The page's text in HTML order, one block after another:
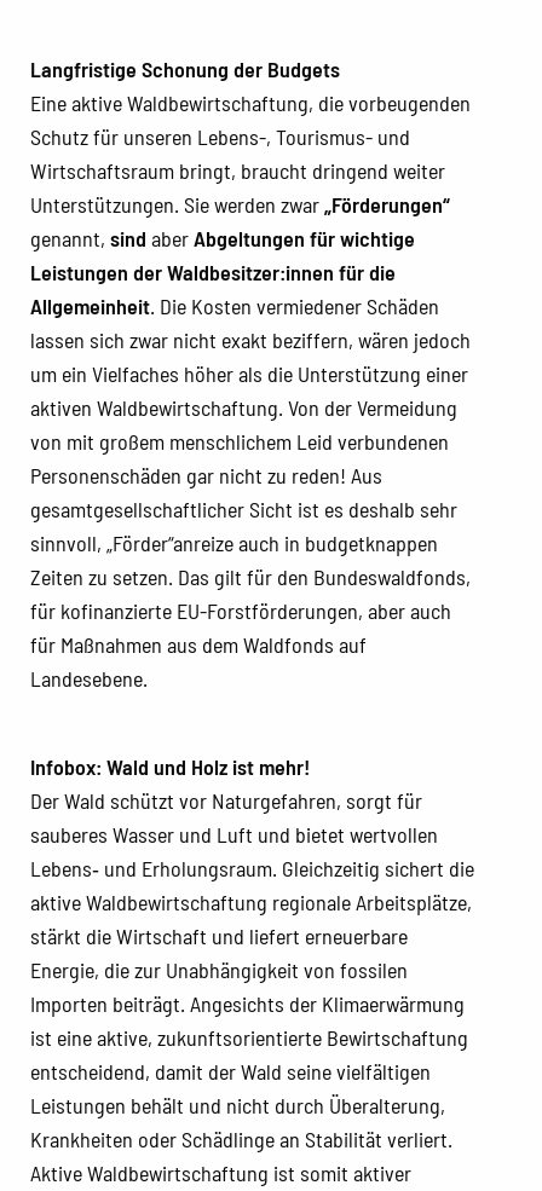
Langfristige Schonung der Budgets
Eine aktive Waldbewirtschaftung, die vorbeugenden
Schutz für unseren Lebens-, Tourismus- und
Wirtschaftsraum bringt, braucht dringend weiter
Unterstützungen. Sie werden zwar„Förderungen“
genannt, sind aberAbgeltungen für wichtige
Leistungen der Waldbesitzer:innen für die
Allgemeinheit. Die Kosten vermiedener Schäden
lassen sich zwar nicht exakt beziffern, wären jedoch
um ein Vielfaches höher als die Unterstützung einer
aktiven Waldbewirtschaftung. Von der Vermeidung
von mit großem menschlichem Leid verbundenen
Personenschäden gar nicht zu reden! Aus
gesamtgesellschaftlicher Sicht ist es deshalb sehr
sinnvoll, „Förder“anreize auch in budgetknappen
Zeiten zu setzen. Das gilt für den Bundeswaldfonds,
für kofinanzierte EU-Forstförderungen, aber auch
für Maßnahmen aus dem Waldfonds auf
Landesebene.
Infobox: Wald und Holz ist mehr!
Der Wald schützt vor Naturgefahren, sorgt für
sauberes Wasser und Luft und bietet wertvollen
Lebens‑ und Erholungsraum. Gleichzeitig sichert die
aktive Waldbewirtschaftung regionale Arbeitsplätze,
stärkt die Wirtschaft und liefert erneuerbare
Energie, die zur Unabhängigkeit von fossilen
Importen beiträgt. Angesichts der Klimaerwärmung
ist eine aktive, zukunftsorientierte Bewirtschaftung
entscheidend, damit der Wald seine vielfältigen
Leistungen behält und nicht durch Überalterung,
Krankheiten oder Schädlinge an Stabilität verliert.
Aktive Waldbewirtschaftung ist somit aktiver